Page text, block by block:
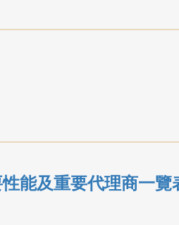
能及重要代理商一覽